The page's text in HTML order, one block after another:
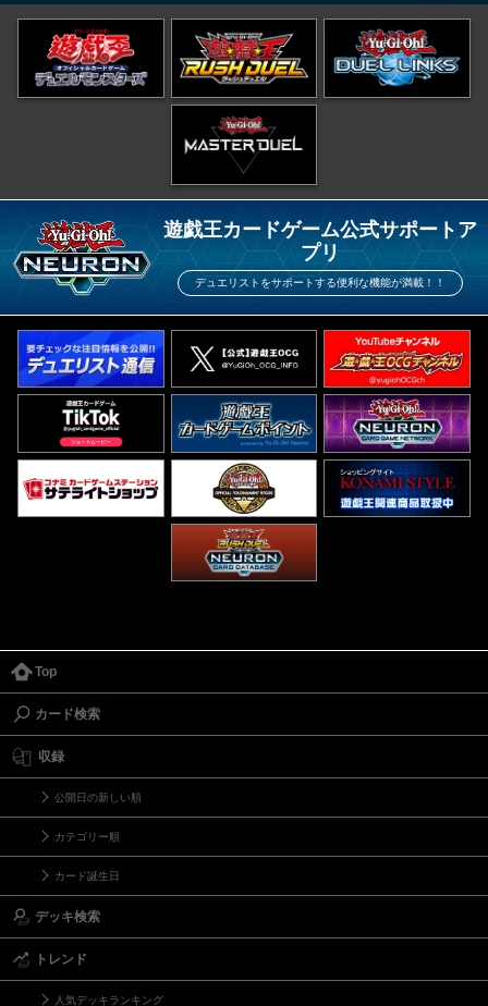
遊戯王カードゲーム公式サポートア
プリ
デュエリストをサポートする便利な機能が満載！！
Top
カード検索
収録
公開日の新しい順
カテゴリー順
カード誕生日
デッキ検索
トレンド
人気デッキランキング